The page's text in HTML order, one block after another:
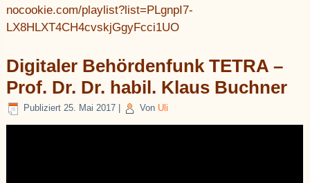
nocookie.com/playlist?list=PLgnpI7-
LX8HLXT4CH4cvskjGgyFcci1UO
Digitaler Behördenfunk TETRA –
Prof. Dr. Dr. habil. Klaus Buchner
Publiziert 25. Mai 2017 Von Uli